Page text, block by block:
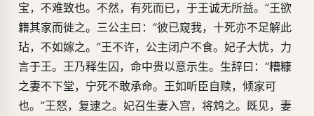
宝，不难致也。不然，有死而已，于王诚无所益。”王欲
籍其家而徙之。三公主曰：“彼已窥我，十死亦不足解此
玷，不如嫁之。”王不许，公主闭户不食。妃子大忧，力
言于王。王乃释生囚，命中贵以意示生。生辞曰：“糟糠
之妻不下堂，宁死不敢承命。王如听臣自赎，倾家可
也。”王怒，复逮之。妃召生妻入宫，将鸩之。既见，妻